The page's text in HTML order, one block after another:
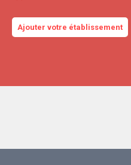
Ajouter votre établissement